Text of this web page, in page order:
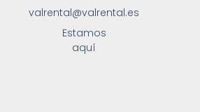
valrental@valrental.es
Estamos
aquí